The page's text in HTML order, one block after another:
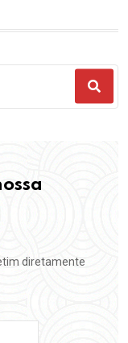
diretamente